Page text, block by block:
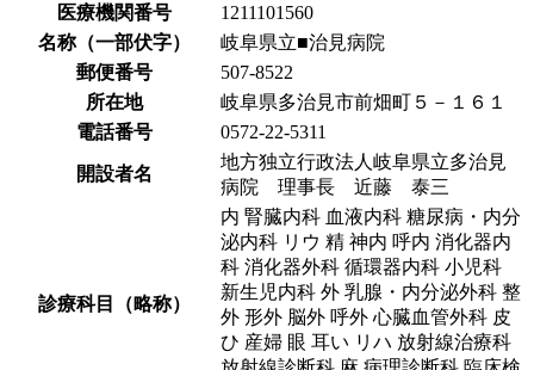
医療機関番号
1211101560
名称（一部伏字）
岐阜県立■治見病院
郵便番号
507-8522
所在地
岐阜県多治見市前畑町５－１６１
電話番号
0572-22-5311
開設者名
地方独立行政法人岐阜県立多治見
病院 理事長 近藤 泰三
診療科目（略称）
内 腎臓内科 血液内科 糖尿病・内分
泌内科 リウ 精 神内 呼内 消化器内
科 消化器外科 循環器内科 小児科
新生児内科 外 乳腺・内分泌外科 整
外 形外 脳外 呼外 心臓血管外科 皮
ひ 産婦 眼 耳い リハ 放射線治療科